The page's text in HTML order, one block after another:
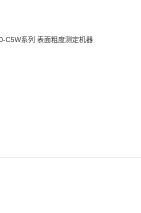
C5W系列 表面粗度测定机器